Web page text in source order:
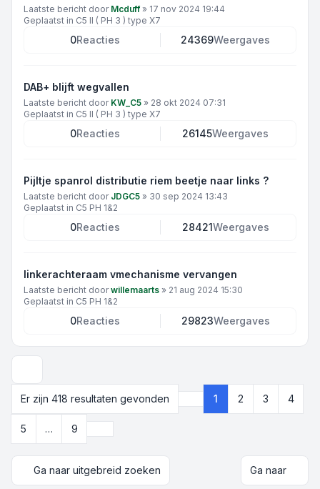
Laatste bericht door Mcduff» 17 nov 2024 19:44
Geplaatst in C5 II ( PH 3 ) type X7
0Reacties 24369Weergaves
DAB+ blijft wegvallen
Laatste bericht door KW_C5 » 28 okt 2024 07:31
Geplaatst in C5 II ( PH 3 ) type X7
0Reacties 26145Weergaves
Pijltje spanrol distributie riem beetje naar links ?
Laatste bericht door JDGC5 » 30 sep 2024 13:43
Geplaatst in C5 PH 1&2
0Reacties 28421Weergaves
linkerachteraam vmechanisme vervangen
Laatste bericht doorwillemaarts » 21 aug 2024 15:30
Geplaatst in C5 PH 1&2
0Reacties 29823Weergaves
Er zijn 418 resultaten gevonden
Pagina van
1 2 3 4
5 … 9
Ga naar uitgebreid zoeken Ga naar